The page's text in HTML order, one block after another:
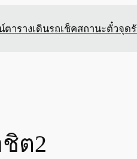
ตารางเดินรถเช็คสถานะตั๋วจุด
ต2